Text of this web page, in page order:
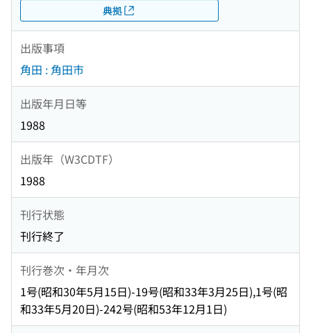
典拠
出版事項
角田 : 角田市
出版年月日等
1988
出版年（W3CDTF）
1988
刊行状態
刊行終了
刊行巻次・年月次
1号(昭和30年5月15日)-19号(昭和33年3月25日),1号(昭
和33年5月20日)-242号(昭和53年12月1日)